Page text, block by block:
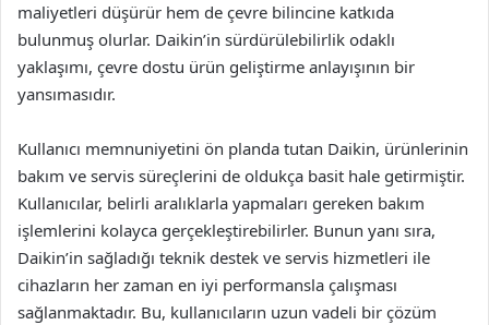
maliyetleri düşürür hem de çevre bilincine katkıda
bulunmuş olurlar. Daikin’in sürdürülebilirlik odaklı
yaklaşımı, çevre dostu ürün geliştirme anlayışının bir
yansımasıdır.
Kullanıcı memnuniyetini ön planda tutan Daikin, ürünlerinin
bakım ve servis süreçlerini de oldukça basit hale getirmiştir.
Kullanıcılar, belirli aralıklarla yapmaları gereken bakım
işlemlerini kolayca gerçekleştirebilirler. Bunun yanı sıra,
Daikin’in sağladığı teknik destek ve servis hizmetleri ile
cihazların her zaman en iyi performansla çalışması
sağlanmaktadır. Bu, kullanıcıların uzun vadeli bir çözüm